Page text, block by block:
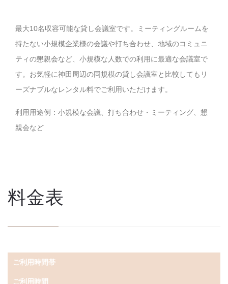
最大10名収容可能な貸し会議室です。ミーティングルームを
持たない小規模企業様の会議や打ち合わせ、地域のコミュニ
ティの懇親会など、小規模な人数での利用に最適な会議室で
す。お気軽に神田周辺の同規模の貸し会議室と比較してもリ
ーズナブルなレンタル料でご利用いただけます。
利用用途例：小規模な会議、打ち合わせ・ミーティング、懇
親会など
料金表
ご利用時間帯
ご利用時間